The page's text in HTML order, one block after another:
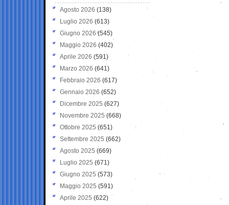
Agosto 2026 (138)
Luglio 2026 (613)
Giugno 2026 (545)
Maggio 2026 (402)
Aprile 2026 (591)
Marzo 2026 (641)
Febbraio 2026 (617)
Gennaio 2026 (652)
Dicembre 2025 (627)
Novembre 2025 (668)
Ottobre 2025 (651)
Settembre 2025 (662)
Agosto 2025 (669)
Luglio 2025 (671)
Giugno 2025 (573)
Maggio 2025 (591)
Aprile 2025 (622)